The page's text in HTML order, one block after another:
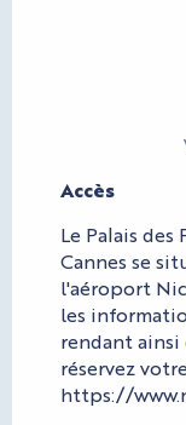
Accès
Accès
Le Palais des
Cannes se
l'aéroport
les
rendant
réservez
https://